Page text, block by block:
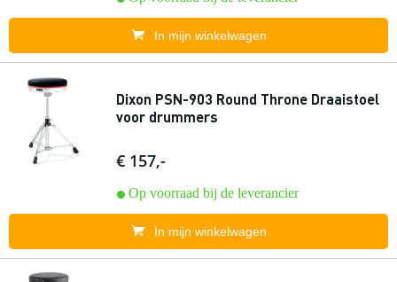
In mijn winkelwagen
Dixon PSN-903 Round Throne Draaistoel
voor drummers
€ 157,-
Op voorraad bij de leverancier
In mijn winkelwagen